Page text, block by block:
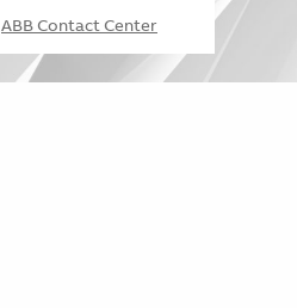
ABB Contact Center